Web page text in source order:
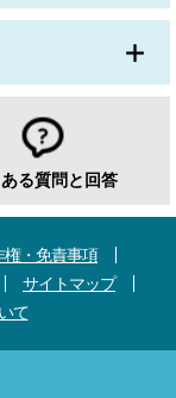
る質問と回答
権・免責事項
サイトマップ
て